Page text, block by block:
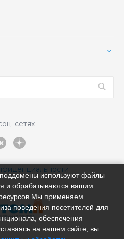
сетях
используют файлы
и обрабатываются вашим
применяем
поведения посетителей для
обеспечения
на нашем сайте, вы